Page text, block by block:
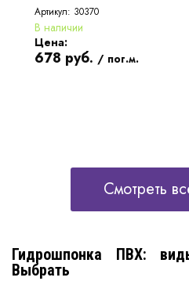
Артикул: 30370
В наличии
Цена:
678 руб. / пог.м.
Смотреть
Гидрошпонка ПВХ:
Выбрать